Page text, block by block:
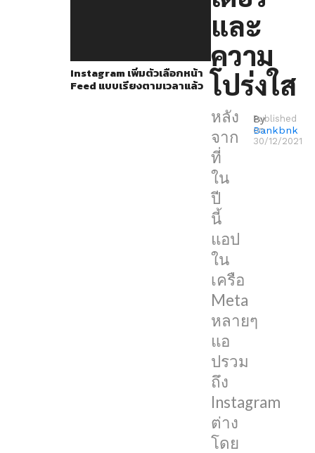
Instagram เพิ่มตัวเลือกหน้า
Feed แบบเรียงตามเวลาแล้ว
และ
ความ
โปร่งใส
หลัง
จาก
ที่
ใน
ปี
นี้
แอป
ใน
เครือ
Meta
หลายๆ
แอ
ปรวม
ถึง
Instagram
ต่าง
โดย
By
Bankbnk
Published
on
30/12/2021
มาก
พอ
สมควร
ล่าสุด
CEO
ของ
Instagram
อย่าง
Adam
Mosseri
ก็
ออก
มา
เผย
ถึง
แนวทาง
ใน
การ
พัฒนา
แอป
ในปี